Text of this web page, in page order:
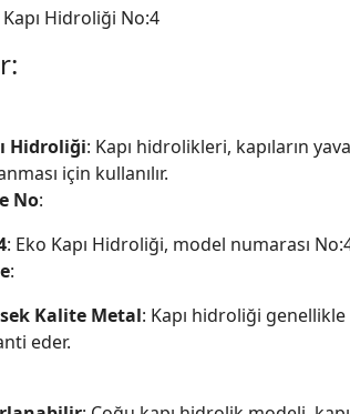
Kapı Hidroliği No:4
Hidroliği: Kapı hidrolikleri, kapıların
için kullanılır.
No:
: Eko Kapı Hidroliği, model numarası
:
Kalite Metal: Kapı hidroliği
eder.